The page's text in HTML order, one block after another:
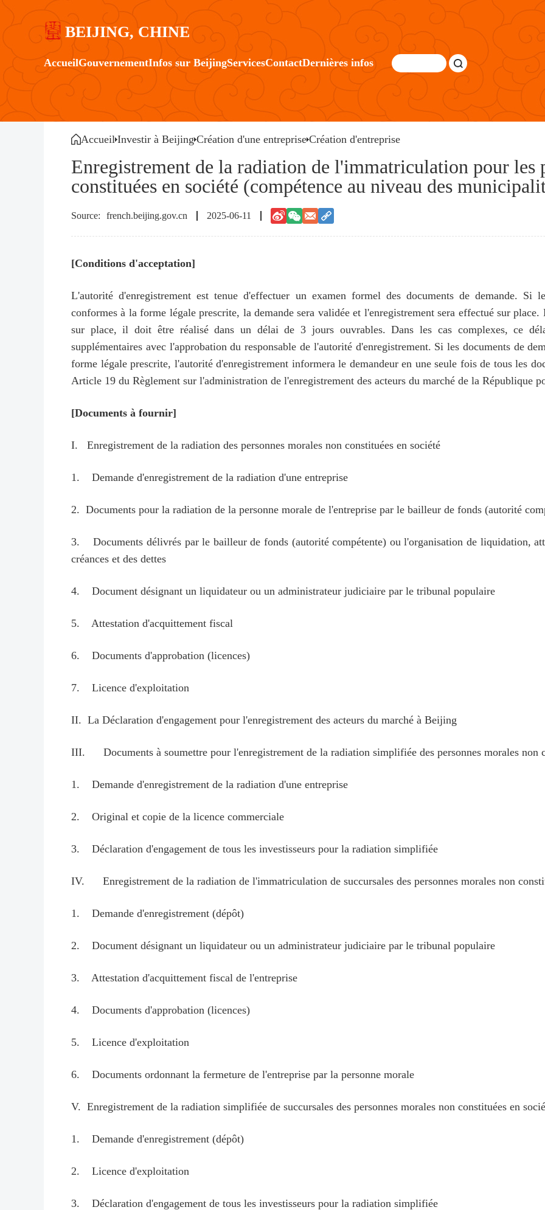
BEIJING, CHINE
AccueilGouvernementInfos sur BeijingServicesContactDernières infos
Accueil Investir à Beijing Création d'une entreprise Création d'entreprise
Enregistrement de la radiation de l'immatriculation pour les
constituées en société (compétence au niveau des
french.beijing.gov.cn 2025-06-11
[Conditions d'acceptation]
L'autorité d'enregistrement est tenue d'effectuer un examen formel des documents de demande. Si
conformes à la forme légale prescrite, la demande sera validée et l'enregistrement sera effectué sur
sur place, il doit être réalisé dans un délai de 3 jours ouvrables. Dans les cas complexes, ce
supplémentaires avec l'approbation du responsable de l'autorité d'enregistrement. Si les documents de
forme légale prescrite, l'autorité d'enregistrement informera le demandeur en une seule fois de tous les
Article 19 du Règlement sur l'administration de l'enregistrement des acteurs du marché de la République
[Documents à fournir]
I. Enregistrement de la radiation des personnes morales non constituées en société
1. Demande d'enregistrement de la radiation d'une entreprise
2. Documents pour la radiation de la personne morale de l'entreprise par le bailleur de fonds (autorité
3. Documents délivrés par le bailleur de fonds (autorité compétente) ou l'organisation de liquidation,
créances et des dettes
4. Document désignant un liquidateur ou un administrateur judiciaire par le tribunal populaire
5. Attestation d'acquittement fiscal
6. Documents d'approbation (licences)
7. Licence d'exploitation
II. La Déclaration d'engagement pour l'enregistrement des acteurs du marché à Beijing
III. Documents à soumettre pour l'enregistrement de la radiation simplifiée des personnes morales non
1. Demande d'enregistrement de la radiation d'une entreprise
2. Original et copie de la licence commerciale
3. Déclaration d'engagement de tous les investisseurs pour la radiation simplifiée
IV. Enregistrement de la radiation de l'immatriculation de succursales des personnes morales non
1. Demande d'enregistrement (dépôt)
2. Document désignant un liquidateur ou un administrateur judiciaire par le tribunal populaire
3. Attestation d'acquittement fiscal de l'entreprise
4. Documents d'approbation (licences)
5. Licence d'exploitation
6. Documents ordonnant la fermeture de l'entreprise par la personne morale
V. Enregistrement de la radiation simplifiée de succursales des personnes morales non constituées en
1. Demande d'enregistrement (dépôt)
2. Licence d'exploitation
3. Déclaration d'engagement de tous les investisseurs pour la radiation simplifiée